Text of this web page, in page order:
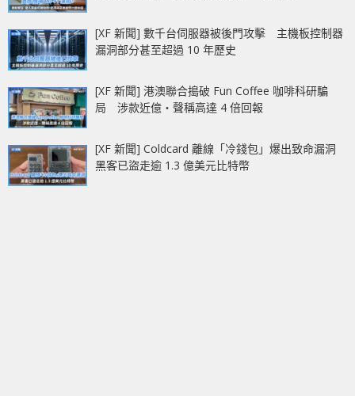
[XF 新聞] 數千台伺服器被後門攻擊 主機板控制器
漏洞部分甚至超過 10 年歷史
[XF 新聞] 港澳聯合搗破 Fun Coffee 咖啡科研騙
局 涉款近億‧聲稱高達 4 倍回報
[XF 新聞] Coldcard 離線「冷錢包」爆出致命漏洞
黑客已盜走逾 1.3 億美元比特幣